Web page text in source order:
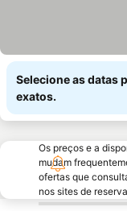
Selecione as datas
exatos.
Os preços e a
mudam
ofertas que
nos sites de